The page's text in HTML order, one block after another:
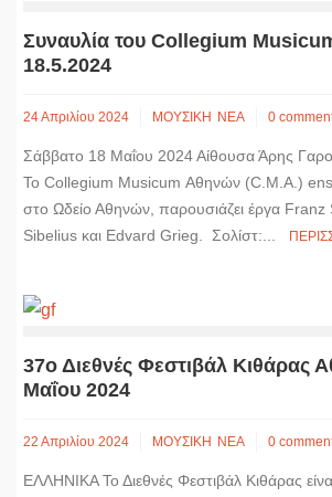
Συναυλία του Collegium
18.5.2024
24 Απριλίου 2024 ΜΟΥΣΙΚΗ ΝΕΑ 0
Σάββατο 18 Μαΐου 2024 Αίθουσα Άρης
Το Collegium Musicum Αθηνών (C.M.A.)
στο Ωδείο Αθηνών, παρουσιάζει έργα
Sibelius και Edvard Grieg. Σολίστ:...
37ο Διεθνές Φεστιβάλ Κιθάρας
Μαΐου 2024
22 Απριλίου 2024 ΜΟΥΣΙΚΗ ΝΕΑ 0
ΕΛΛΗΝΙΚΑ Το Διεθνές Φεστιβάλ Κιθάρας